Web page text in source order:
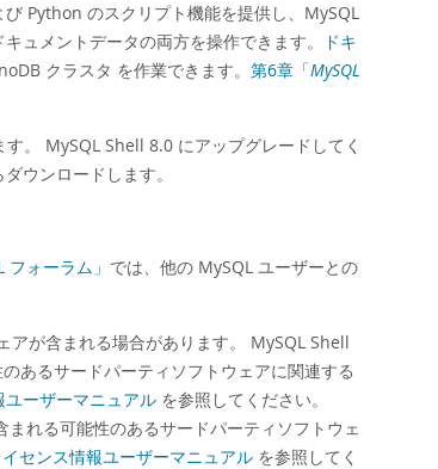
Python のスクリプト機能を提供し、MySQL
ュメントデータの両方を操作できます。
ドキ
クラスタ を作業できます。 第6章「MySQL
。 MySQL Shell 8.0 にアップグレードしてく
ダウンロードします。
フォーラム」 では、他の MySQL ユーザーとの
アが含まれる場合があります。 MySQL Shell
あるサードパーティソフトウェアに関連する
ーザーマニュアル を参照してください。
れる可能性のあるサードパーティソフトウェ
センス情報ユーザーマニュアル を参照してく